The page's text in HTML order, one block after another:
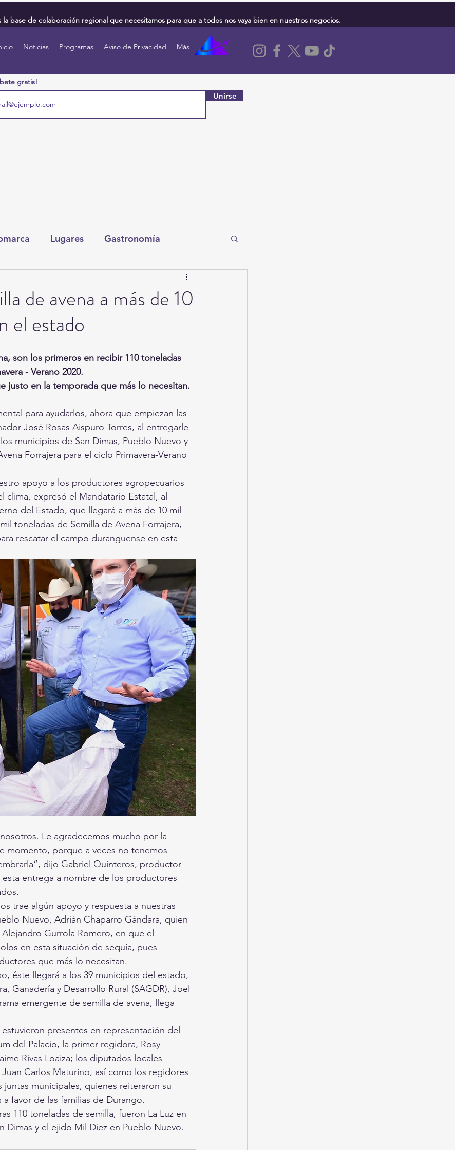
base de colaboración regional que necesitamos para que a todos nos vaya bien en nuestros negocios.
Noticias Programas Aviso de Privacidad Más
gratis!
Unirse
Lugares Gastronomía
Torreón
Internacionales
Comics Derechairos Fragmentos de la Historia
de avena a más de 10
el estado
son los primeros en recibir 110 toneladas
- Verano 2020.
justo en la temporada que más lo necesitan.
para ayudarlos, ahora que empiezan las
José Rosas Aispuro Torres, al entregarle
municipios de San Dimas, Pueblo Nuevo y
Forrajera para el ciclo Primavera-Verano
apoyo a los productores agropecuarios
clima, expresó el Mandatario Estatal, al
del Estado, que llegará a más de 10 mil
toneladas de Semilla de Avena Forrajera,
rescatar el campo duranguense en esta
Le agradecemos mucho por la
momento, porque a veces no tenemos
dijo Gabriel Quinteros, productor
entrega a nombre de los productores
trae algún apoyo y respuesta a nuestras
Nuevo, Adrián Chaparro Gándara, quien
Gurrola Romero, en que el
en esta situación de sequía, pues
que más lo necesitan.
éste llegará a los 39 municipios del estado,
Ganadería y Desarrollo Rural (SAGDR), Joel
emergente de semilla de avena, llega
presentes en representación del
del Palacio, la primer regidora, Rosy
Rivas Loaiza; los diputados locales
Carlos Maturino, así como los regidores
municipales, quienes reiteraron su
favor de las familias de Durango.
110 toneladas de semilla, fueron La Luz en
Dimas y el ejido Mil Diez en Pueblo Nuevo.